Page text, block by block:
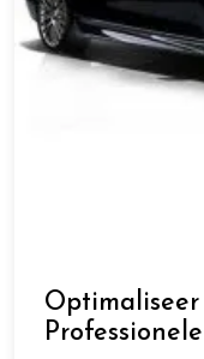
Optimaliseer